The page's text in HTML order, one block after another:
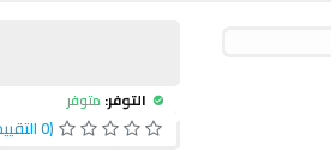
التوفر: متوفر
(0 التقييمات)